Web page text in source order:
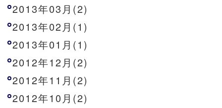
2013年03月(2)
2013年02月(1)
2013年01月(1)
2012年12月(2)
2012年11月(2)
2012年10月(2)